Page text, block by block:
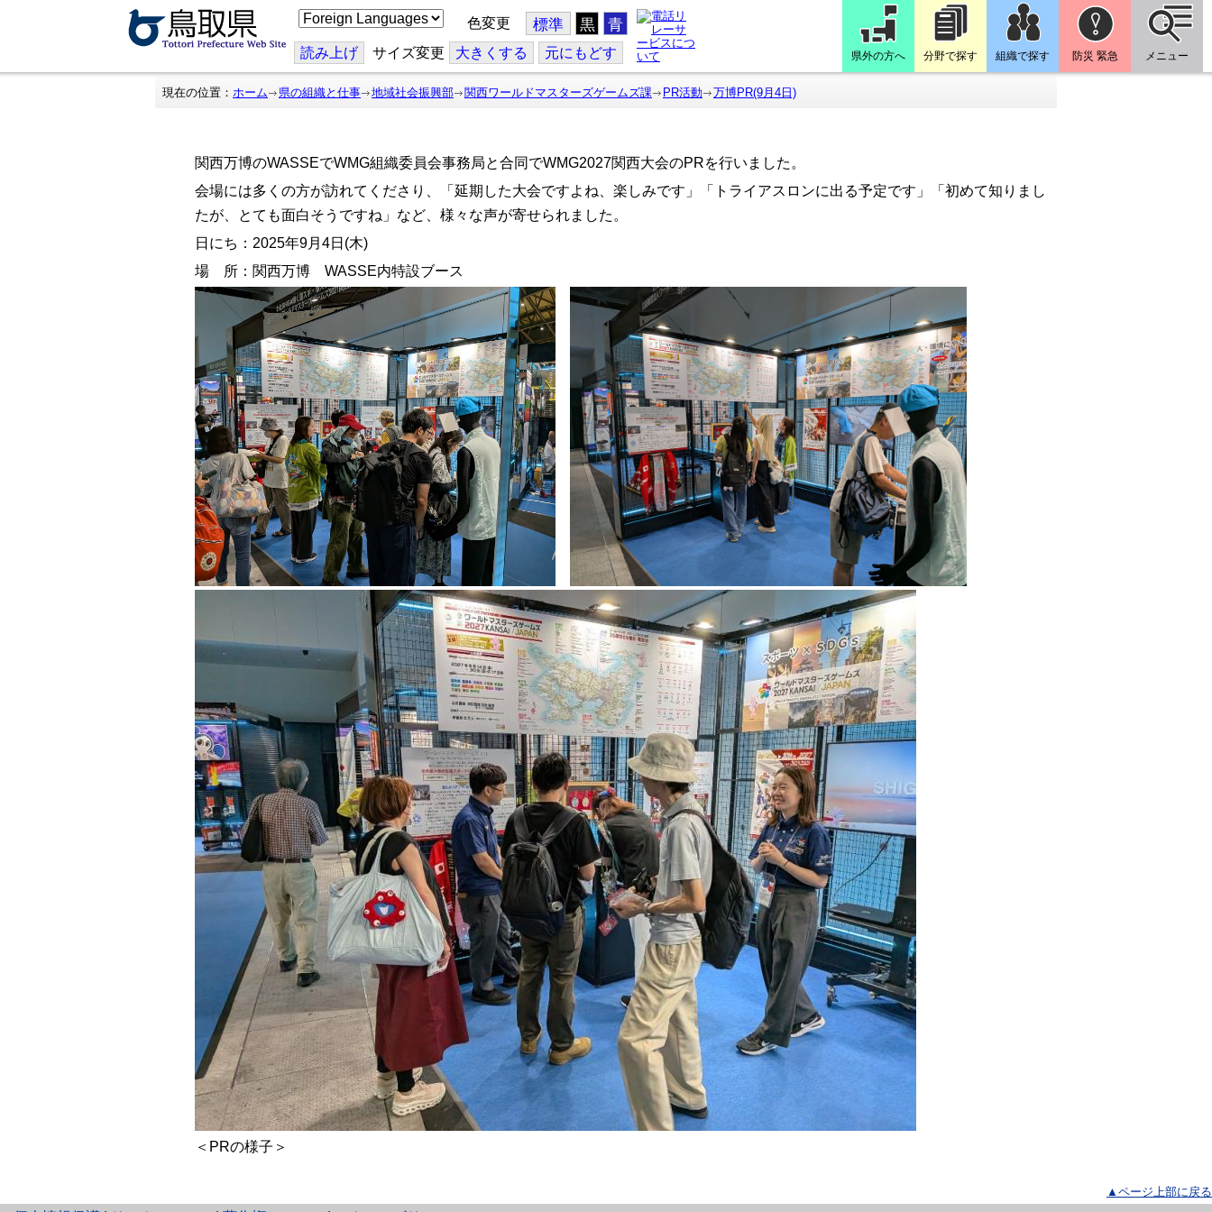
こ
の
ジ
を
翻
色変更 標準 黒 青
読み上げ サイズ変更 大きくする 元にもどす 県外の方へ 分野で探す 組織で探す 防災 緊急 メニュー
現在の位置： ホーム 県の組織と仕事 地域社会振興部 関西ワールドマスターズゲームズ課 PR活動 万博PR(9月4日)
関西万博のWASSEでWMG組織委員会事務局と合同でWMG2027関西大会のPRを行いました。
会場には多くの方が訪れてくださり、「延期した大会ですよね、楽しみです」「トライアスロンに出る予定です」「初めて知りまし
たが、とても面白そうですね」など、様々な声が寄せられました。
日にち：2025年9月4日(木)
場 所：関西万博 WASSE内特設ブース
＜PRの様子＞
▲ページ上部に戻る